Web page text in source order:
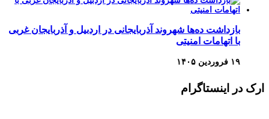
بازداشت ده‌ها شهروند آذربایجانی در اردبیل و آذربایجان غربی
با اتهامات امنیتی
۱۹ فروردین ۱۴۰۵
ارک در اینستاگرام